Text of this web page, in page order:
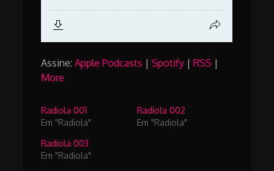
Assine:Apple Podcasts |Spotify |RSS |
More
Radiola 001
Em "Radiola"
Radiola 002
Em "Radiola"
Radiola 003
Em "Radiola"